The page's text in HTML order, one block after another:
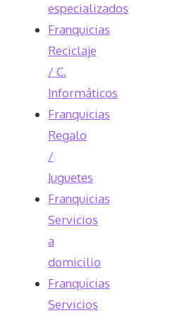
especializados
Franquicias
Reciclaje
/ C.
Informáticos
Franquicias
Regalo
/
Juguetes
Franquicias
Servicios
a
domicilio
Franquicias
Servicios